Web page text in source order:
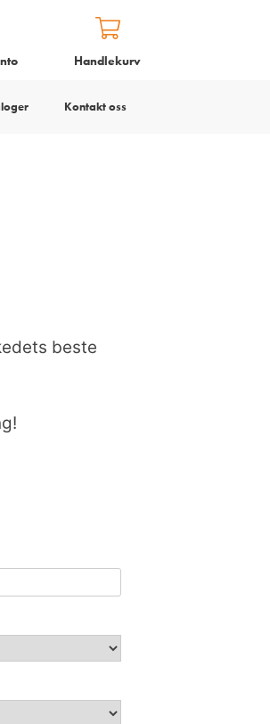
Handlekurv
Kontakt oss
beste